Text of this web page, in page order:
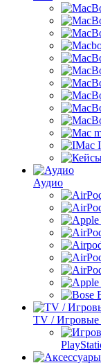
Аудио
TV / Игровые